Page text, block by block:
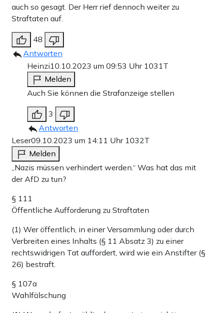
auch so gesagt. Der Herr rief dennoch weiter zu
Straftaten auf.
48
Antworten
Heinzi10.10.2023 um 09:53 Uhr 1031T
Melden
Auch Sie können die Strafanzeige stellen
3
Antworten
Leser09.10.2023 um 14:11 Uhr 1032T
Melden
„Nazis müssen verhindert werden.“ Was hat das mit
der AfD zu tun?
§ 111
Öffentliche Aufforderung zu Straftaten
(1) Wer öffentlich, in einer Versammlung oder durch
Verbreiten eines Inhalts (§ 11 Absatz 3) zu einer
rechtswidrigen Tat auffordert, wird wie ein Anstifter (§
26) bestraft.
§ 107a
Wahlfälschung